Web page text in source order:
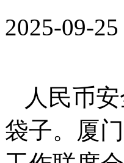
2025-09-
人民币
袋子。厦